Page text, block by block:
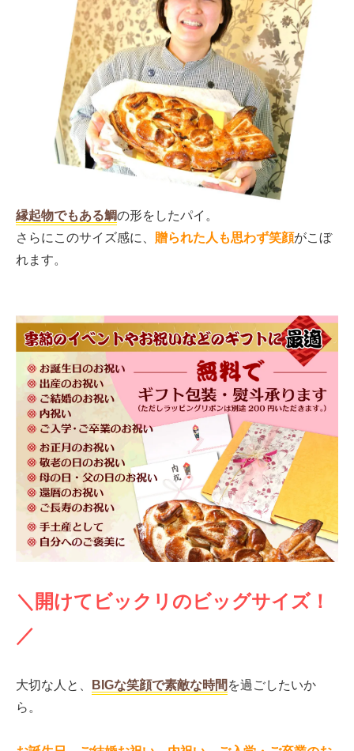
縁起物でもある鯛の形をしたパイ。
さらにこのサイズ感に、 贈られた人も思わず笑顔がこぼ
れます。
＼開けてビックリのビッグサイズ！
／
大切な人と、 BIGな笑顔で素敵な時間 を過ごしたいか
ら。